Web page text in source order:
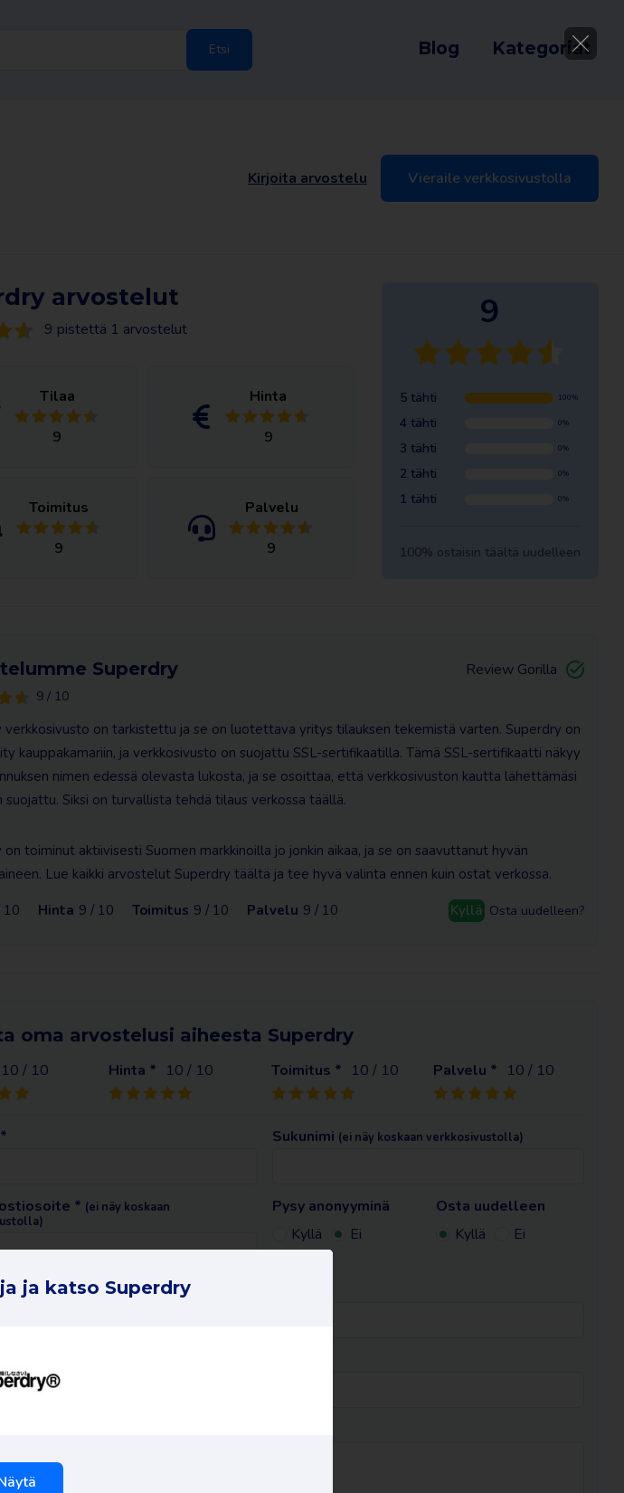
Etsi Blog Kategoriat
Vieraile verkkosivustolla
Kirjoita arvostelu
arvostelut
9 pistettä 1 arvostelut
Tilaa
9
Hinta
9
Toimitus
9
Palvelu
9
9
5 tähti 100%
4 tähti 0%
3 tähti 0%
2 tähti 0%
1 tähti 0%
100% ostaisin täältä uudelleen
Superdry
9 / 10
Review Gorilla
verkkosivusto on tarkistettu ja se on luotettava yritys tilauksen tekemistä varten. Superdry on
kauppakamariin, ja verkkosivusto on suojattu SSL-sertifikaatilla. Tämä SSL-sertifikaatti näkyy
nimen edessä olevasta lukosta, ja se osoittaa, että verkkosivuston kautta lähettämäsi
Siksi on turvallista tehdä tilaus verkossa täällä.
on toiminut aktiivisesti Suomen markkinoilla jo jonkin aikaa, ja se on saavuttanut hyvän
Lue kaikki arvostelut Superdry täältä ja tee hyvä valinta ennen kuin ostat verkossa.
10 Hinta 9 / 10 Toimitus 9 / 10 Palvelu 9 / 10 Kyllä Osta uudelleen?
oma arvostelusi aiheesta Superdry
10 / 10 Hinta * 10 / 10 Toimitus * 10 / 10 Palvelu * 10 / 10
Sukunimi (ei näy koskaan verkkosivustolla)
* (ei näy koskaan
Pysy anonyyminä
Kyllä
Ei
Osta uudelleen
Kyllä
Ei
1 lauseessa *
ja katso Superdry